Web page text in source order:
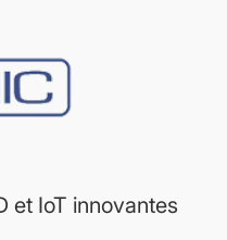
et IoT innovantes